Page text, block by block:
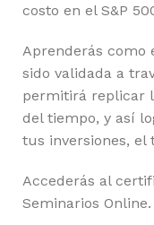
costo en el S&P
Aprenderás como
sido validada a
permitirá replicar
del tiempo, y así
tus inversiones, el
Accederás al
Seminarios Online.